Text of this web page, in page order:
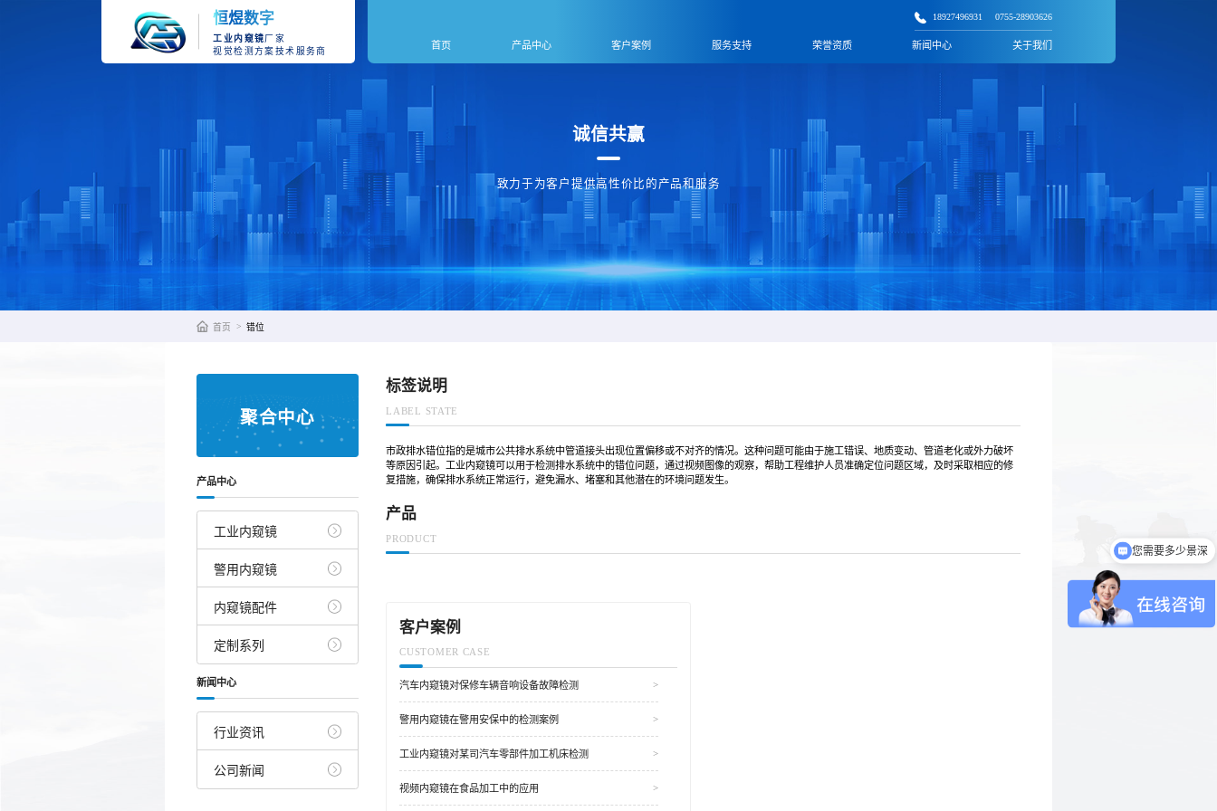
恒煜数字
工业内窥镜厂家
视觉检测方案技术服务商
18927496931 0755-28903626
首页 产品中心 客户案例 服务支持 荣誉资质 新闻中心 关于我们
诚信共赢
致力于为客户提供高性价比的产品和服务
首页 > 错位
聚合中心
产品中心
工业内窥镜
警用内窥镜
内窥镜配件
定制系列
新闻中心
行业资讯
公司新闻
标签说明
LABEL STATE
市政排水错位指的是城市公共排水系统中管道接头出现位置偏移或不对齐的情况。这种问题可能由于施工错误、地质变动、管道老化或外力破坏
等原因引起。工业内窥镜可以用于检测排水系统中的错位问题，通过视频图像的观察，帮助工程维护人员准确定位问题区域，及时采取相应的修
复措施，确保排水系统正常运行，避免漏水、堵塞和其他潜在的环境问题发生。
产品
PRODUCT
客户案例
CUSTOMER CASE
汽车内窥镜对保修车辆音响设备故障检测
警用内窥镜在警用安保中的检测案例
工业内窥镜对某司汽车零部件加工机床检测
视频内窥镜在食品加工中的应用
您需要多少景深